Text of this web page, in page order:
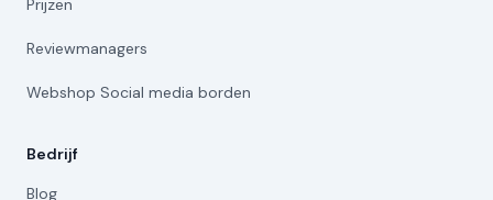
Prijzen
Reviewmanagers
Webshop Social media borden
Bedrijf
Blog